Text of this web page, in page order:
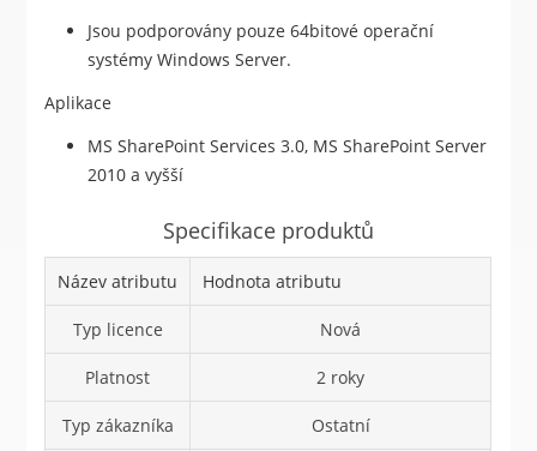
Jsou podporovány pouze 64bitové operační
systémy Windows Server.
Aplikace
MS SharePoint Services 3.0, MS SharePoint Server
2010 a vyšší
Specifikace produktů
Název atributu Hodnota atributu
Typ licence Nová
Platnost 2 roky
Typ zákazníka Ostatní